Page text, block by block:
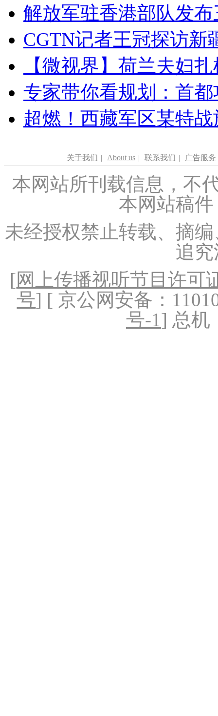
解放军驻香港部队发
CGTN记者王冠探访新
【微视界】荷兰夫妇
专家带你看规划：首
超燃！西藏军区某特
关于我们 | About us | 联系我们 | 广告服务
本网站所刊载信息，不
本网站稿
未经授权禁止转载、摘
追
[网上传播视听节目许可
号] [ 京公网安备：
号-1] 总机